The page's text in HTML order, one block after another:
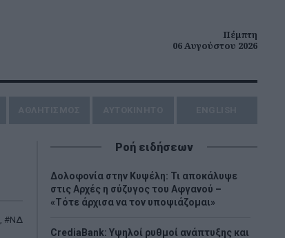
Πέμπτη
06 Αυγούστου 2026
, ΝΔ
Ροή ειδήσεων
Δολοφονία στην Κυψέλη: Τι αποκάλυψε
στις Αρχές η σύζυγος του Αφγανού –
«Τότε άρχισα να τον υποψιάζομαι»
CrediaBank: Υψηλοί ρυθμοί ανάπτυξης και